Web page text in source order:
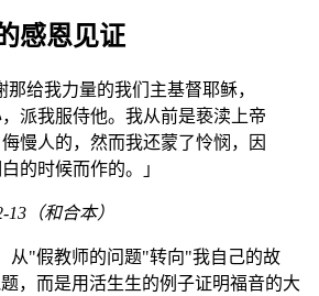
感恩见证
那给我力量的我们主基督耶稣，
派我服侍他。我从前是亵渎上帝
慢人的，然而我还蒙了怜悯，因
的时候而作的。」
（和合本）
从"假教师的问题"转向"我自己的故
，而是用活生生的例子证明福音的大